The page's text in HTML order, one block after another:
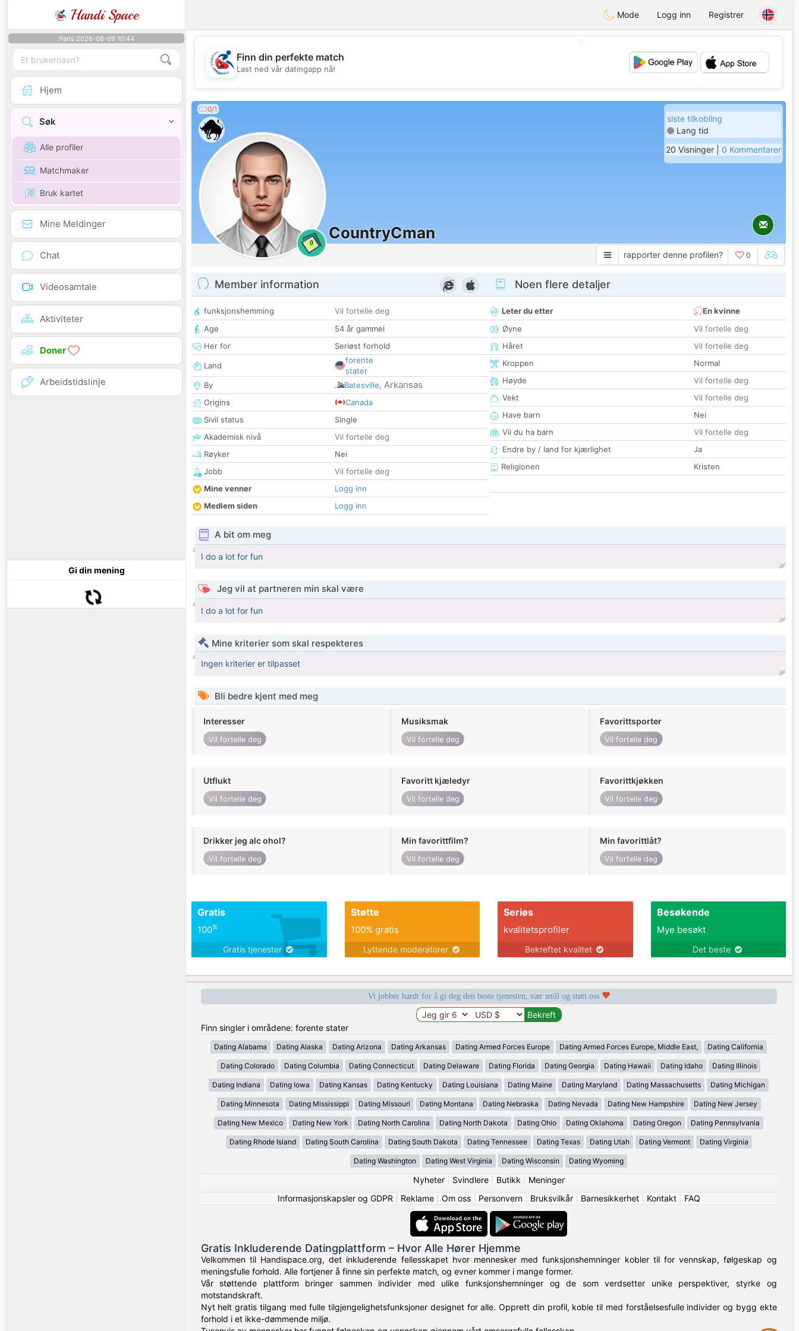
Handi Space Mode Logg inn Registrer
Paris 2026-08-09 10:44
Hjem
Søk
Alle profiler
Matchmaker
Bruk kartet
Mine Meldinger
Chat
Videosamtale
Aktiviteter
Doner
Arbeidstidslinje
Gi din mening
💖
💕
Finn din perfekte match
Last ned vår datingapp nå!
0/1
0
CountryCman
siste tilkobling
Lang tid
20 Visninger | 0 Kommentarer
rapporter denne profilen? 0
Member information
funksjonshemming
Vil fortelle deg
Age
54 år gammel
Her for
Seriøst forhold
Land
forente
stater
By
Batesville, Arkansas
Origins
Canada
Sivil status
Single
Akademisk nivå
Vil fortelle deg
Røyker
Nei
Jobb
Vil fortelle deg
Mine venner
Logg inn
Medlem siden
Logg inn
Noen flere detaljer
Leter du etter
En kvinne
Øyne
Vil fortelle deg
Håret
Vil fortelle deg
Kroppen
Normal
Høyde
Vil fortelle deg
Vekt
Vil fortelle deg
Have barn
Nei
Vil du ha barn
Vil fortelle deg
Endre by / land for kjærlighet
Ja
Religionen
Kristen
A bit om meg
I do a lot for fun
Jeg vil at partneren min skal være
I do a lot for fun
Mine kriterier som skal respekteres
Ingen kriterier er tilpasset
Bli bedre kjent med meg
Interesser
Vil fortelle deg
Musiksmak
Vil fortelle deg
Favorittsporter
Vil fortelle deg
Utflukt
Vil fortelle deg
Favoritt kjæledyr
Vil fortelle deg
Favorittkjøkken
Vil fortelle deg
Drikker jeg alc ohol?
Vil fortelle deg
Min favorittfilm?
Vil fortelle deg
Min favorittlåt?
Vil fortelle deg
Gratis
100%
Gratis tjenester
Støtte
100% gratis
Lyttende moderatorer
Seriøs
kvalitetsprofiler
Bekreftet kvalitet
Besøkende
Mye besøkt
Det beste
Vi jobber hardt for å gi deg den beste tjenesten, vær snill og støtt oss
Finn singler i områdene: forente stater
Dating Alabama Dating Alaska Dating Arizona Dating Arkansas Dating Armed Forces Europe Dating Armed Forces Europe, Middle East, Dating California
Dating Colorado Dating Columbia Dating Connecticut Dating Delaware Dating Florida Dating Georgia Dating Hawaii Dating Idaho Dating Illinois
Dating Indiana Dating Iowa Dating Kansas Dating Kentucky Dating Louisiana Dating Maine Dating Maryland Dating Massachusetts Dating Michigan
Dating Minnesota Dating Mississippi Dating Missouri Dating Montana Dating Nebraska Dating Nevada Dating New Hampshire Dating New Jersey
Dating New Mexico Dating New York Dating North Carolina Dating North Dakota Dating Ohio Dating Oklahoma Dating Oregon Dating Pennsylvania
Dating Rhode Island Dating South Carolina Dating South Dakota Dating Tennessee Dating Texas Dating Utah Dating Vermont Dating Virginia
Dating Washington Dating West Virginia Dating Wisconsin Dating Wyoming
Nyheter| Svindlere| Butikk
Meninger
Informasjonskapsler og GDPR
Reklame| Om oss| Personvern| Bruksvilkår| Barnesikkerhet| Kontakt| FAQ
Gratis Inkluderende Datingplattform – Hvor Alle Hører Hjemme
Velkommen til Handispace.org, det inkluderende fellesskapet hvor mennesker med funksjonshemninger kobler til for vennskap, følgeskap og
meningsfulle forhold. Alle fortjener å finne sin perfekte match, og evner kommer i mange former.
Vår støttende plattform bringer sammen individer med ulike funksjonshemninger og de som verdsetter unike perspektiver, styrke og
motstandskraft.
Nyt helt gratis tilgang med fulle tilgjengelighetsfunksjoner designet for alle. Opprett din profil, koble til med forståelsesfulle individer og bygg ekte
forhold i et ikke-dømmende miljø.